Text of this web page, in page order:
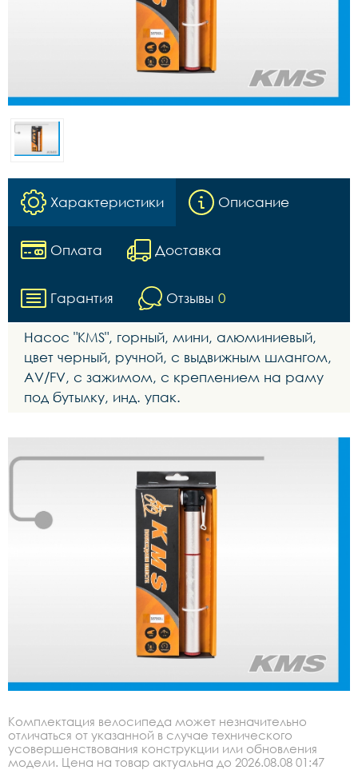
Характеристики Описание
Оплата Доставка
Гарантия Отзывы 0
Насос "KMS", горный, мини, алюминиевый,
цвет черный, ручной, с выдвижным шлангом,
AV/FV, с зажимом, с креплением на раму
под бутылку, инд. упак.
Комплектация велосипеда может незначительно
отличаться от указанной в случае технического
усовершенствования конструкции или обновления
модели. Цена на товар актуальна до 2026.08.08 01:47